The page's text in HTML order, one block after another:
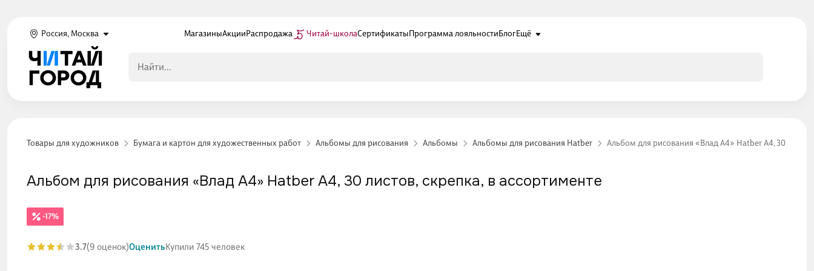
Россия, Москва МагазиныАкцииРаспродажа Читай-школаСертификатыПрограмма лояльностиБлогЕщё
Товары для художников Бумага и картон для художественных работ Альбомы для рисования Альбомы Альбомы для рисования Hatber Альбом для рисования «Влад А4» Hatber А4, 30
-17%
Альбом для рисования «Влад А4» Hatber А4, 30 листов, скрепка, в ассортименте
3.7(9 оценок)ОценитьКупили 745 человек